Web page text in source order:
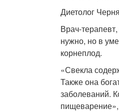
Диетолог
Врач-
нужно, но в
корнеплод.
«Свекла
Также она
заболеваний.